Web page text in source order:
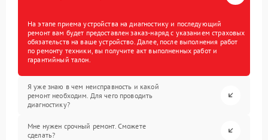
На этапе приема устройства на диагностику и последующий
ремонт вам будет предоставлен заказ-наряд с указанием страховых
обязательств на ваше устройство. Далее, после выполнения работ
по ремонту техники, вы получите акт выполненных работ и
гарантийный талон.
Я уже знаю в чем неисправность и какой
ремонт необходим. Для чего проводить
диагностику?
Мне нужен срочный ремонт. Сможете
сделать?